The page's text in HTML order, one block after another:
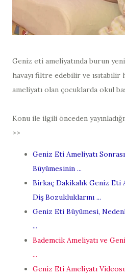
Geniz eti ameliyatında burun
havayı filtre edebilir ve
ameliyatı olan çocuklarda okul
Konu ile ilgili önceden
>>
Geniz Eti Ameliyatı
Büyümesinin ...
Birkaç Dakikalık Geniz Eti
Diş Bozukluklarını ...
Geniz Eti Büyümesi,
...
Bademcik Ameliyatı ve
...
Geniz Eti Ameliyatı